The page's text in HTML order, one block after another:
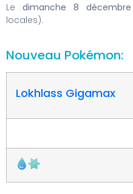
Le dimanche 8 décembre
locales).
Nouveau Pokémon:
Lokhlass Gigamax